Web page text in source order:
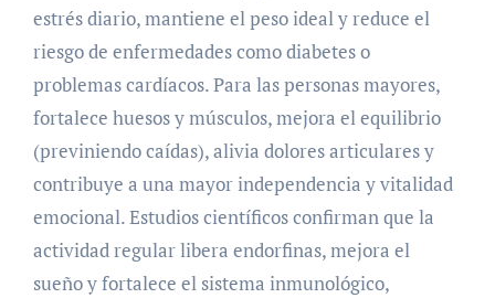
estrés diario, mantiene el peso ideal y reduce el
riesgo de enfermedades como diabetes o
problemas cardíacos. Para las personas mayores,
fortalece huesos y músculos, mejora el equilibrio
(previniendo caídas), alivia dolores articulares y
contribuye a una mayor independencia y vitalidad
emocional. Estudios científicos confirman que la
actividad regular libera endorfinas, mejora el
sueño y fortalece el sistema inmunológico,